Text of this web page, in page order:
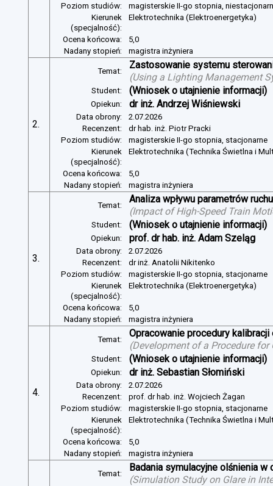
Poziom studiów:
magisterskie II-go stopnia,
Kierunek
(specjalność):
Elektrotechnika (Elektroenergetyka)
Ocena końcowa:
5,0
Nadany stopień:
magistra inżyniera
2.
Temat:
Zastosowanie systemu
(Using a Lighting Management
Student: (Wniosek o utajnienie informacji)
Opiekun: dr inż. Andrzej Wiśniewski
Data obrony:
2.07.2026
Recenzent:
dr hab. inż. Piotr Pracki
Poziom studiów:
magisterskie II-go stopnia, stacjonarne
Kierunek
(specjalność):
Elektrotechnika (Technika Świetlna i
Ocena końcowa:
5,0
Nadany stopień:
magistra inżyniera
3.
Temat:
Analiza wpływu parametrów
(Impact of High-Speed Train
Student: (Wniosek o utajnienie informacji)
Opiekun: prof. dr hab. inż. Adam Szeląg
Data obrony:
2.07.2026
Recenzent:
dr inż. Anatolii Nikitenko
Poziom studiów:
magisterskie II-go stopnia, stacjonarne
Kierunek
(specjalność):
Elektrotechnika (Elektroenergetyka)
Ocena końcowa:
5,0
Nadany stopień:
magistra inżyniera
4.
Temat:
Opracowanie procedury
(Development of a Procedure for
Student: (Wniosek o utajnienie informacji)
Opiekun: dr inż. Sebastian Słomiński
Data obrony:
2.07.2026
Recenzent:
prof. dr hab. inż. Wojciech Żagan
Poziom studiów:
magisterskie II-go stopnia, stacjonarne
Kierunek
(specjalność):
Elektrotechnika (Technika Świetlna i
Ocena końcowa:
5,0
Nadany stopień:
magistra inżyniera
Temat:
Badania symulacyjne olśnienia
(Simulation Study on Glare in